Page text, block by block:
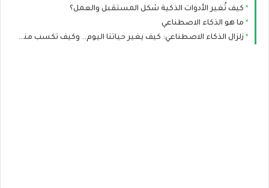
كيف تُغير الأدوات الذكية شكل المستقبل والعمل؟
ما هو الذكاء الاصطناعي
زلزال الذكاء الاصطناعي: كيف يغير حياتنا اليوم.. وكيف تكسب منه المال ببساطة؟